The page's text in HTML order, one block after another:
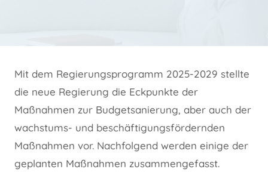
Mit dem Regierungsprogramm 2025-2029 stellte
die neue Regierung die Eckpunkte der
Maßnahmen zur Budgetsanierung, aber auch der
wachstums- und beschäftigungsfördernden
Maßnahmen vor. Nachfolgend werden einige der
geplanten Maßnahmen zusammengefasst.